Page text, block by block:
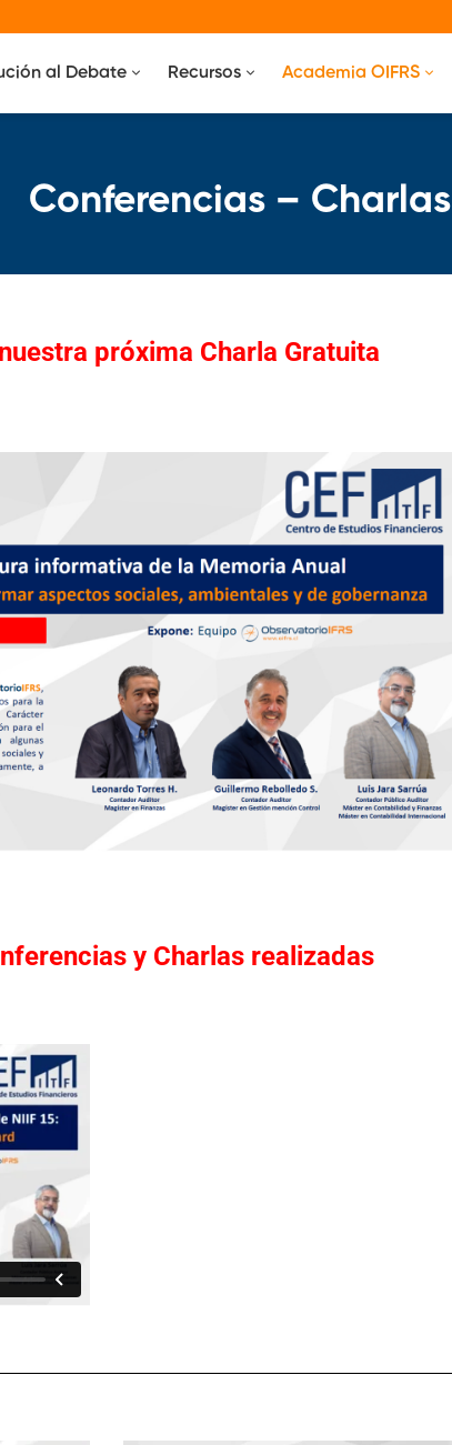
al Debate Recursos Academia OIFRS
Conferencias – Charlas
próxima Charla Gratuita
y Charlas realizadas